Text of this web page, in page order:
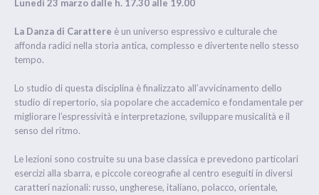
Lunedì 23 marzo dalle h. 17.30 alle 19.00
La Danza di Carattere è un universo espressivo e culturale che
affonda radici nella storia antica, complesso e divertente nello stesso
tempo.
Lo studio di questa disciplina è finalizzato all’avvicinamento dello
studio di repertorio, sia popolare che accademico e fondamentale per
migliorare l’espressività e interpretazione, sviluppare musicalità e il
senso del ritmo.
Le lezioni sono costruite su una base classica e prevedono particolari
esercizi alla sbarra, e piccole coreografie al centro eseguiti in diversi
caratteri nazionali: russo, ungherese, italiano, polacco, orientale,